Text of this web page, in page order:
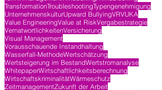
TransformationTroubleshootingTypengenehmigung
UnternehmenskulturUpward BullyingVRVUKA
Value EngineeringValue at RiskVergabestrategie
VernatwortlichkeitenVersicherung
Visual Management
Vorausschauende Instandhaltung
Wasserfall-MethodeWertschätzung
Wertsteigerung im BestandWertstromanalyse
WhitepaperWirtschaftlichkeitsberechnung
WirtschaftskriminalitätWärmeschutz
ZeitmanagementZukunft der Arbeit